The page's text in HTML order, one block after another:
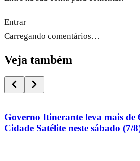
Entrar
Carregando comentários…
Veja também
Governo Itinerante leva mais de
Cidade Satélite neste sábado (7/